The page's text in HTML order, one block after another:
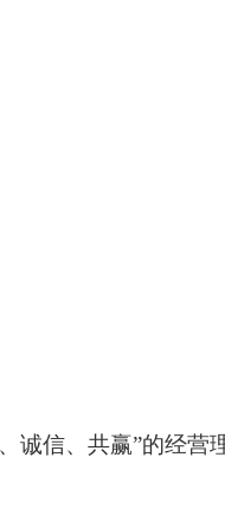
诚信、共赢”的经营